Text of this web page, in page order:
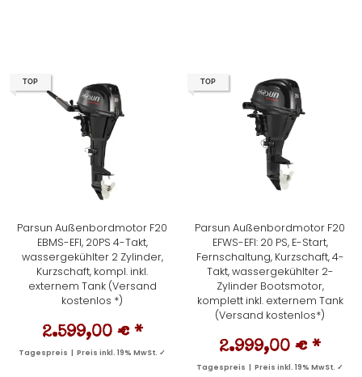
TOP
Parsun Außenbordmotor F20
EBMS-EFI, 20PS 4-Takt,
wassergekühlter 2 Zylinder,
Kurzschaft, kompl. inkl.
externem Tank (Versand
kostenlos *)
2.599,00 € *
Tagespreis | Preis inkl. 19% MwSt. ✓
TOP
Parsun Außenbordmotor F20
EFWS-EFI: 20 PS, E-Start,
Fernschaltung, Kurzschaft, 4-
Takt, wassergekühlter 2-
Zylinder Bootsmotor,
komplett inkl. externem Tank
(Versand kostenlos*)
2.999,00 € *
Tagespreis | Preis inkl. 19% MwSt. ✓